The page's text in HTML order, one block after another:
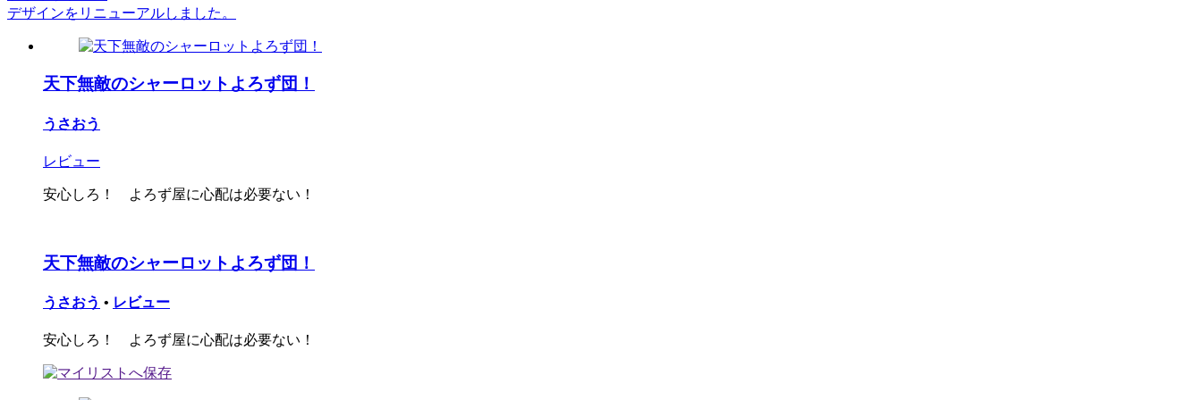
デザインをリニューアルしました。
天下無敵のシャーロットよろず団！
うさおう
レビュー
安心しろ！ よろず屋に心配は必要ない！
天下無敵のシャーロットよろず団！
うさおう • レビュー
安心しろ！ よろず屋に心配は必要ない！